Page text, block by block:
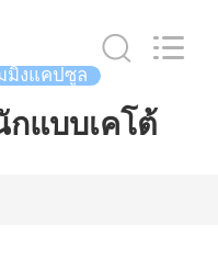
มิ่งแคปซูล
แบบเคโต้